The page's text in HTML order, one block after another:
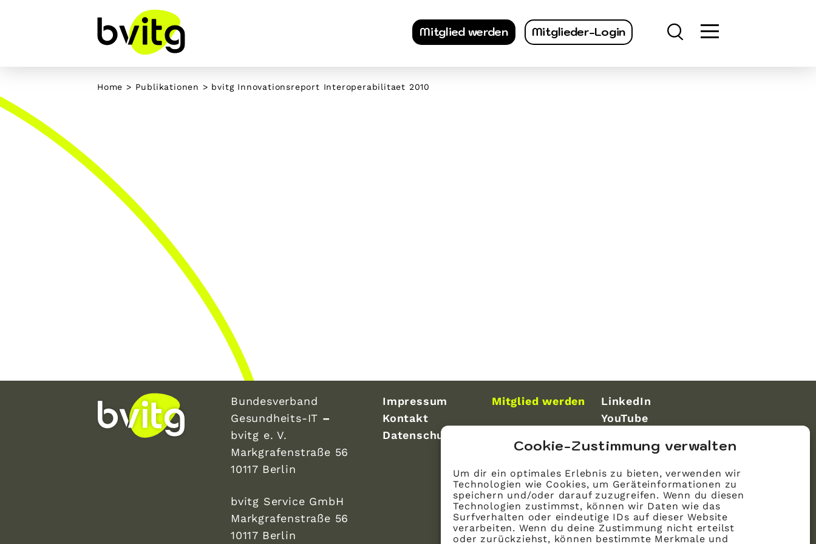
Cookie-Zustimmung verwalten
Um dir ein optimales Erlebnis zu bieten, verwenden wir
Technologien wie Cookies, um Geräteinformationen zu
speichern und/oder darauf zuzugreifen. Wenn du diesen
Technologien zustimmst, können wir Daten wie das
Surfverhalten oder eindeutige IDs auf dieser Website
verarbeiten. Wenn du deine Zustimmung nicht erteilst
oder zurückziehst, können bestimmte Merkmale und
Mitglied werden Mitglieder-Login
Home > Publikationen > bvitg Innovationsreport Interoperabilitaet 2010
Bundesverband
Gesundheits-IT –
bvitg e. V.
Markgrafenstraße 56
10117 Berlin
bvitg Service GmbH
Markgrafenstraße 56
10117 Berlin
Impressum
Kontakt
Datenschutz
Mitglied werden
LinkedIn
YouTube